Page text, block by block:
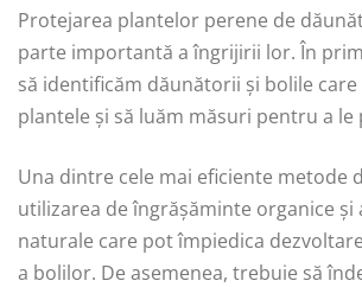
Protejarea plantelor perene de
parte importantă a îngrijirii lor. În
să identificăm dăunătorii și bolile
plantele și să luăm măsuri pentru a le
Una dintre cele mai eficiente metode
utilizarea de îngrășăminte organice
naturale care pot împiedica
a bolilor. De asemenea, trebuie să